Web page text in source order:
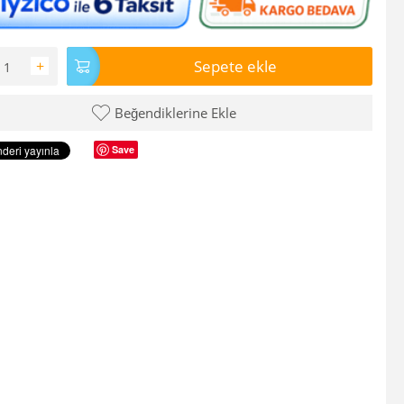
+ Sepete ekle
Beğendiklerine Ekle
Save